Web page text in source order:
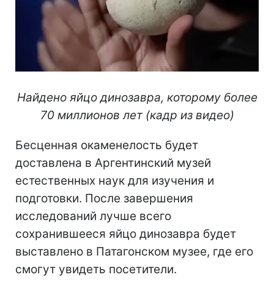
Найдено яйцо динозавра, которому более
70 миллионов лет (кадр из видео)
Бесценная окаменелость будет
доставлена в Аргентинский музей
естественных наук для изучения и
подготовки. После завершения
исследований лучше всего
сохранившееся яйцо динозавра будет
выставлено в Патагонском музее, где его
смогут увидеть посетители.